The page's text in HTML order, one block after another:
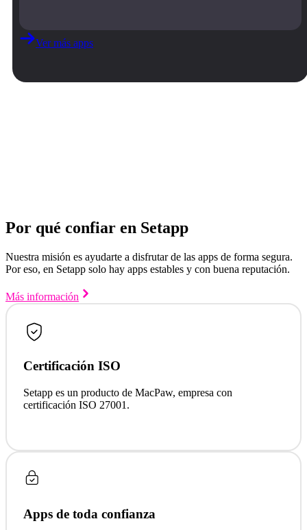
Ver más apps
Por qué confiar en Setapp
Nuestra misión es ayudarte a disfrutar de las apps de forma segura.
Por eso, en Setapp solo hay apps estables y con buena reputación.
Más información
Certificación ISO
Setapp es un producto de MacPaw, empresa con
certificación ISO 27001.
Apps de toda confianza